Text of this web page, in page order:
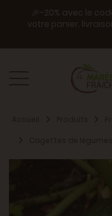
🎉-20% avec le
votre panier,